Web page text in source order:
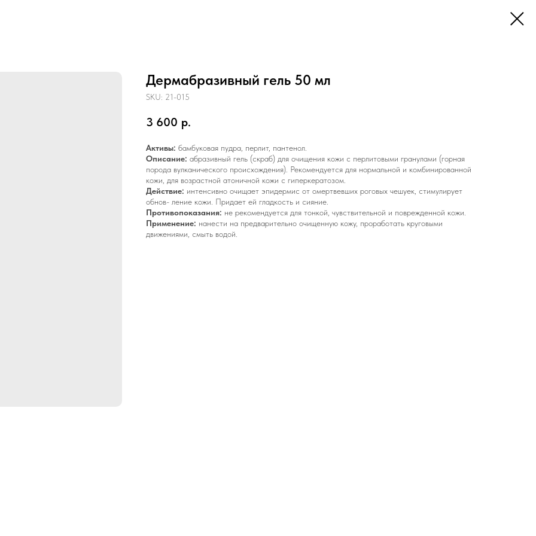
Дермабразивный гель 50 мл
SKU: 21-015
3 600 р.
Активы: бамбуковая пудра, перлит, пантенол.
Описание: абразивный гель (скраб) для очищения кожи с перлитовыми гранулами (горная
порода вулканического происхождения). Рекомендуется для нормальной и комбинированной
кожи, для возрастной атоничной кожи с гиперкератозом.
Действие: интенсивно очищает эпидермис от омертвевших роговых чешуек, стимулирует
обнов- ление кожи. Придает ей гладкость и сияние.
Противопоказания: не рекомендуется для тонкой, чувствительной и поврежденной кожи.
Применение: нанести на предварительно очищенную кожу, проработать круговыми
движениями, смыть водой.